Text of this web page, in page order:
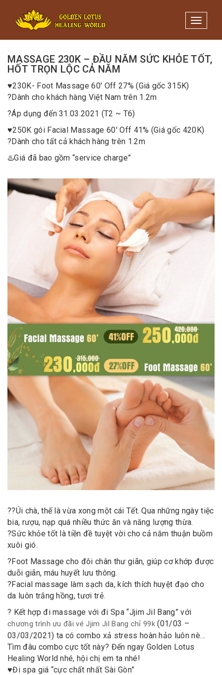
Toggle
02/03/2021 /
MASSAGE 230K – ĐẦU NĂM SỨC KHỎE TỐT,
HỐT TRỌN LỘC CẢ NĂM
♥️230K- Foot Massage 60′ Off 27% (Giá gốc 315K)
?Dành cho khách hàng Việt Nam trên 1.2m
?Áp dụng đến 31.03.2021 (T2 ~ T6)
♥️250K gói Facial Massage 60′ Off 41% (Giá gốc 420K)
?Dành cho tất cả khách hàng trên 1.2m
♨️Giá đã bao gồm “service charge”
??Úi chà, thế là vừa xong một cái Tết. Qua những ngày tiệc
bia, rượu, nạp quá nhiều thức ăn và năng lượng thừa.
?Sức khỏe tốt là tiền đề tuyệt vời cho cả năm thuận buồm
xuôi gió.
?Foot Massage cho đôi chân thư giãn, giúp cơ khớp được
duỗi giãn, máu huyết lưu thông.
?Facial massage làm sạch da, kích thích huyệt đạo cho
da luôn trắng hồng, tươi trẻ.
? Kết hợp đi massage với đi Spa “Jjim Jil Bang” với
chương trình ưu đãi vé Jjim Jil Bang chỉ 99k (01/03 –
03/03/2021) ta có combo xả stress hoàn hảo luôn nè…
Tìm đâu combo cực tốt này? Đến ngay Golden Lotus
Healing World nhé, hội chị em ta nhé!
♥️Đi spa giá “cực chất nhất Sài Gòn”
Minigame Tiktok cùng Golden
Lotus nhận thưởng đến 9tr đồng.
Xem thể lệ!